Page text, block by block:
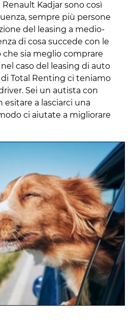
Kadjar sono così
sempre più persone
del leasing a medio-
di cosa succede con le
sia meglio comprare
caso del leasing di auto
Total Renting ci teniamo
Sei un autista con
esitare a lasciarci una
ci aiutate a migliorare